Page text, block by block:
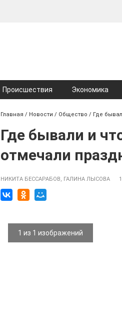
Происшествия Экономика
Главная / Новости / Общество / Где
Где бывали и
отмечали
НИКИТА БЕССАРАБОВ, ГАЛИНА ЛЫСОВА
1 из 1 изображений